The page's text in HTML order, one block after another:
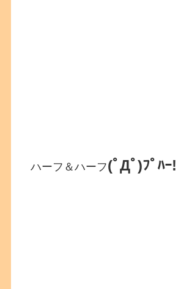
ハーフ＆ハーフ(ﾟДﾟ)ﾌﾟﾊｰ!